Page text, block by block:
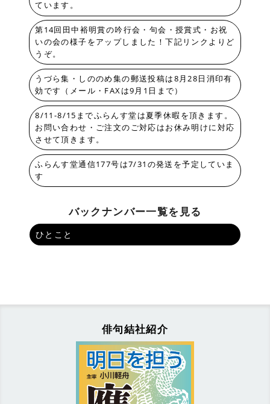
ています。
第14回田中裕明賞の吟行会・句会・授賞式・お祝
いの会の様子をアップしました！下記リンクよりど
うぞ。
うづら集・しののめ集の郵送投稿は8月28日消印有
効です（メール・FAXは9月1日まで）
8/11-8/15までふらんす堂は夏季休暇を頂きます。
お問い合わせ・ご注文のご対応はお休み明けに対応
させて頂きます。
ふらんす堂通信177号は7/31の発送を予定していま
す
バックナンバー一覧を見る
ひとこと
俳句結社紹介